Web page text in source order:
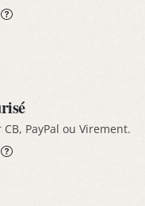
PayPal ou Virement.